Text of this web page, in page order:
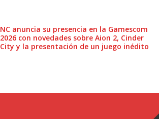
NC anuncia su presencia en la Gamescom
2026 con novedades sobre Aion 2, Cinder
City y la presentación de un juego inédito